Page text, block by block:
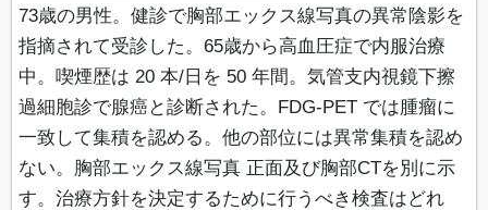
73歳の男性。健診で胸部エックス線写真の異常陰影を
指摘されて受診した。65歳から高血圧症で内服治療
中。喫煙歴は 20 本/日を 50 年間。気管支内視鏡下擦
過細胞診で腺癌と診断された。FDG-PET では腫瘤に
一致して集積を認める。他の部位には異常集積を認め
ない。胸部エックス線写真 正面及び胸部CTを別に示
す。治療方針を決定するために行うべき検査はどれ